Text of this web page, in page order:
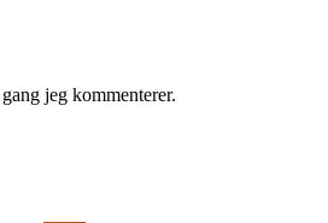
jeg kommenterer.